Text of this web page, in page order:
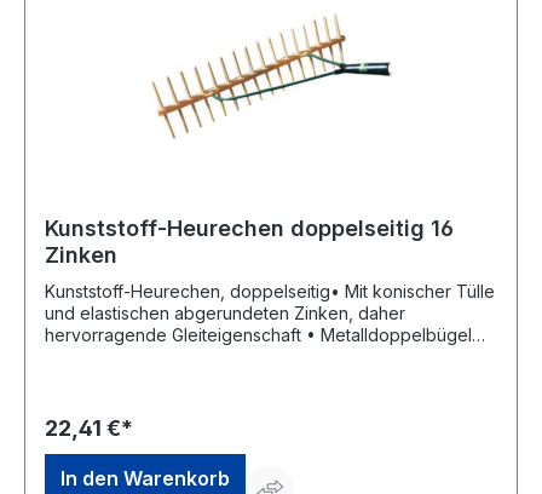
Kunststoff-Heurechen doppelseitig 16
Zinken
Kunststoff-Heurechen, doppelseitig• Mit konischer Tülle
und elastischen abgerundeten Zinken, daher
hervorragende Gleiteigenschaft • Metalldoppelbügel
+32(0)80 64 71 78, info@franz-jost.comHinweis:
Empfohlener Gerätestiel 1800 x 28 mm EAN
4047883001584
22,41 €*
In den Warenkorb